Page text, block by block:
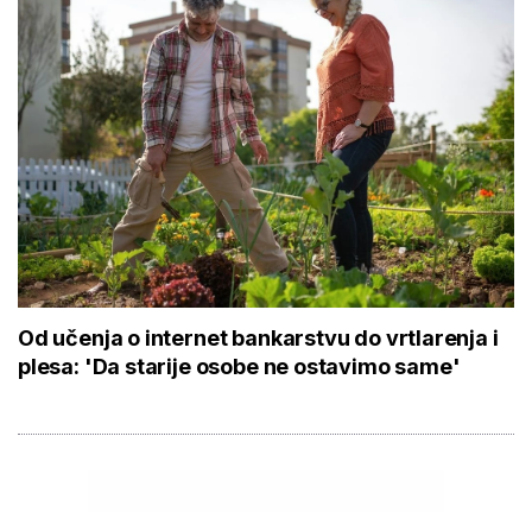
Od učenja o internet bankarstvu do vrtlarenja i
plesa: 'Da starije osobe ne ostavimo same'